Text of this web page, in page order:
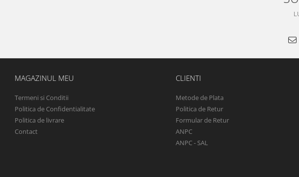
MAGAZINUL MEU
Termeni si Conditii
Politica de Confidentialitate
Politica de livrare
Contact
CLIENTI
Metode de Plata
Politica de Retur
Formular de Retur
ANPC
ANPC - SAL